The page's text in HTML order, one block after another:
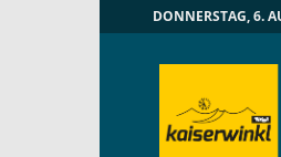
DONNERSTAG, 6.
Aktuell